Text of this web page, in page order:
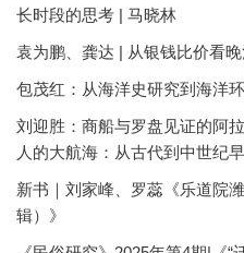
长时段的思考 | 马晓林
袁为鹏、龚达 | 从银钱比价看
包茂红：从海洋史研究到海洋
刘迎胜：商船与罗盘见证的阿
人的大航海：从古代到中世纪早
新书｜刘家峰、罗蕊《乐道院
辑）》